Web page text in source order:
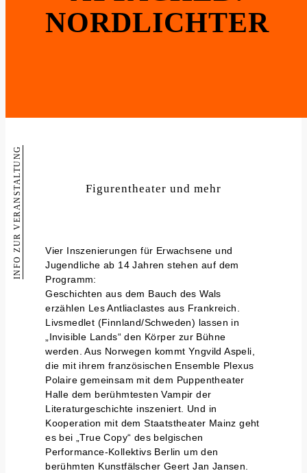
NORDLICHTER
INFO ZUR VERANSTALTUNG Figurentheater und mehr
Vier Inszenierungen für Erwachsene und
Jugendliche ab 14 Jahren stehen auf dem
Programm:
Geschichten aus dem Bauch des Wals
erzählen Les Antliaclastes aus Frankreich.
Livsmedlet (Finnland/Schweden) lassen in
„Invisible Lands“ den Körper zur Bühne
werden. Aus Norwegen kommt Yngvild Aspeli,
die mit ihrem französischen Ensemble Plexus
Polaire gemeinsam mit dem Puppentheater
Halle dem berühmtesten Vampir der
Literaturgeschichte inszeniert. Und in
Kooperation mit dem Staatstheater Mainz geht
es bei „True Copy“ des belgischen
Performance-Kollektivs Berlin um den
berühmten Kunstfälscher Geert Jan Jansen.